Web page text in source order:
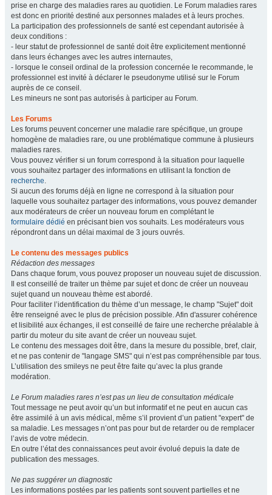
prise en charge des maladies rares au quotidien. Le Forum maladies rares
est donc en priorité destiné aux personnes malades et à leurs proches.
La participation des professionnels de santé est cependant autorisée à
deux conditions :
- leur statut de professionnel de santé doit être explicitement mentionné
dans leurs échanges avec les autres internautes,
- lorsque le conseil ordinal de la profession concernée le recommande, le
professionnel est invité à déclarer le pseudonyme utilisé sur le Forum
auprès de ce conseil.
Les mineurs ne sont pas autorisés à participer au Forum.
Les Forums
Les forums peuvent concerner une maladie rare spécifique, un groupe
homogène de maladies rare, ou une problématique commune à plusieurs
maladies rares.
Vous pouvez vérifier si un forum correspond à la situation pour laquelle
vous souhaitez partager des informations en utilisant la fonction de
recherche.
Si aucun des forums déjà en ligne ne correspond à la situation pour
laquelle vous souhaitez partager des informations, vous pouvez demander
aux modérateurs de créer un nouveau forum en complétant le
formulaire dédié en précisant bien vos souhaits. Les modérateurs vous
répondront dans un délai maximal de 3 jours ouvrés.
Le contenu des messages publics
Rédaction des messages
Dans chaque forum, vous pouvez proposer un nouveau sujet de discussion.
Il est conseillé de traiter un thème par sujet et donc de créer un nouveau
sujet quand un nouveau thème est abordé.
Pour faciliter l’identification du thème d’un message, le champ "Sujet" doit
être renseigné avec le plus de précision possible. Afin d'assurer cohérence
et lisibilité aux échanges, il est conseillé de faire une recherche préalable à
partir du moteur du site avant de créer un nouveau sujet.
Le contenu des messages doit être, dans la mesure du possible, bref, clair,
et ne pas contenir de "langage SMS" qui n’est pas compréhensible par tous.
L’utilisation des smileys ne peut être faite qu’avec la plus grande
modération.
Le Forum maladies rares n’est pas un lieu de consultation médicale
Tout message ne peut avoir qu’un but informatif et ne peut en aucun cas
être assimilé à un avis médical, même s’il provient d’un patient "expert" de
sa maladie. Les messages n’ont pas pour but de retarder ou de remplacer
l’avis de votre médecin.
En outre l’état des connaissances peut avoir évolué depuis la date de
publication des messages.
Ne pas suggérer un diagnostic
Les informations postées par les patients sont souvent partielles et ne